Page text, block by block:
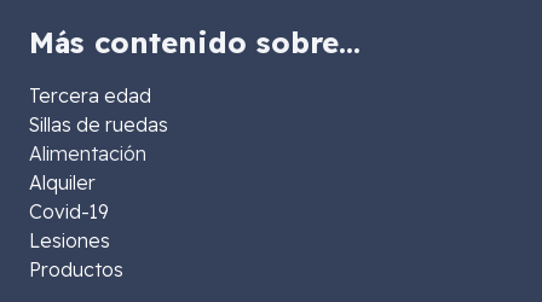
Más contenido sobre…
Tercera edad
Sillas de ruedas
Alimentación
Alquiler
Covid-19
Lesiones
Productos